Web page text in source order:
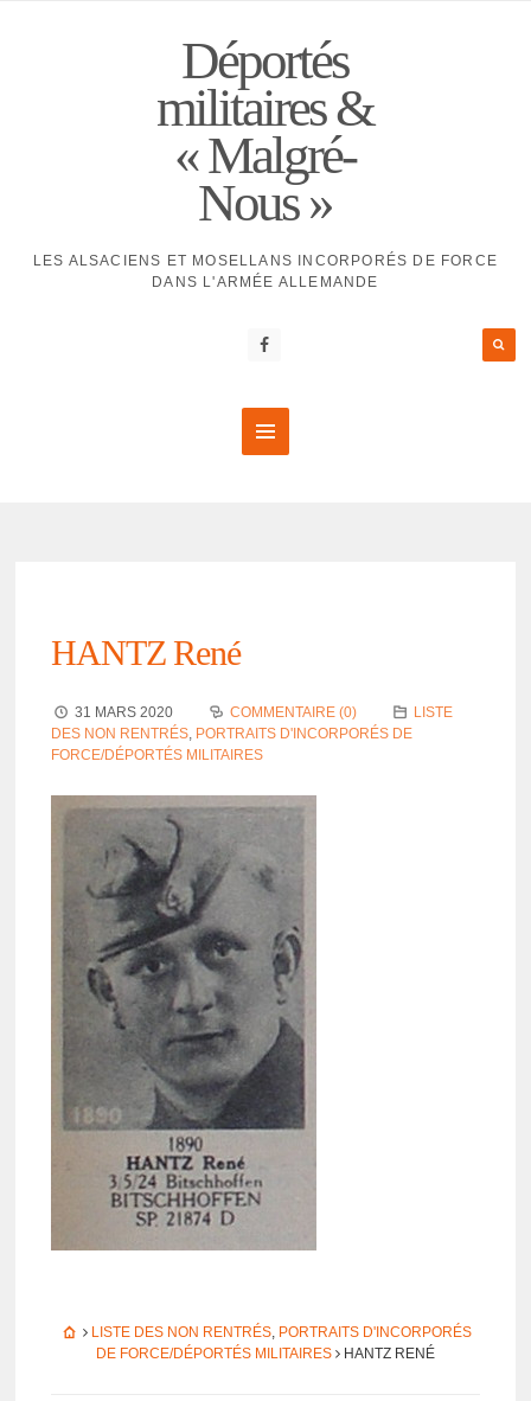
Déportés
militaires &
« Malgré-
Nous »
LES ALSACIENS ET MOSELLANS INCORPORÉS DE FORCE
DANS L'ARMÉE ALLEMANDE
HANTZ René
31 MARS 2020 COMMENTAIRE (0)
LISTE
DES NON RENTRÉS, PORTRAITS D'INCORPORÉS DE
FORCE/DÉPORTÉS MILITAIRES
LISTE DES NON RENTRÉS, PORTRAITS D'INCORPORÉS
DE FORCE/DÉPORTÉS MILITAIRES HANTZ RENÉ